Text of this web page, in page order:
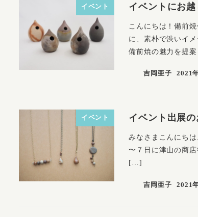
イベント イベントにお
こんにちは！備前
に、素朴で渋いイ
備前焼の魅力を提
吉岡亜子 2021
イベント イベント出展
みなさまこんにち
〜７日に津山の商
[…]
吉岡亜子 2021